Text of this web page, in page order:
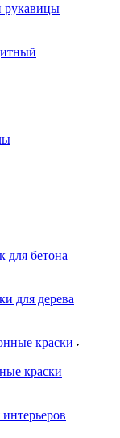
рукавицы
для бетона
для дерева
краски
краски